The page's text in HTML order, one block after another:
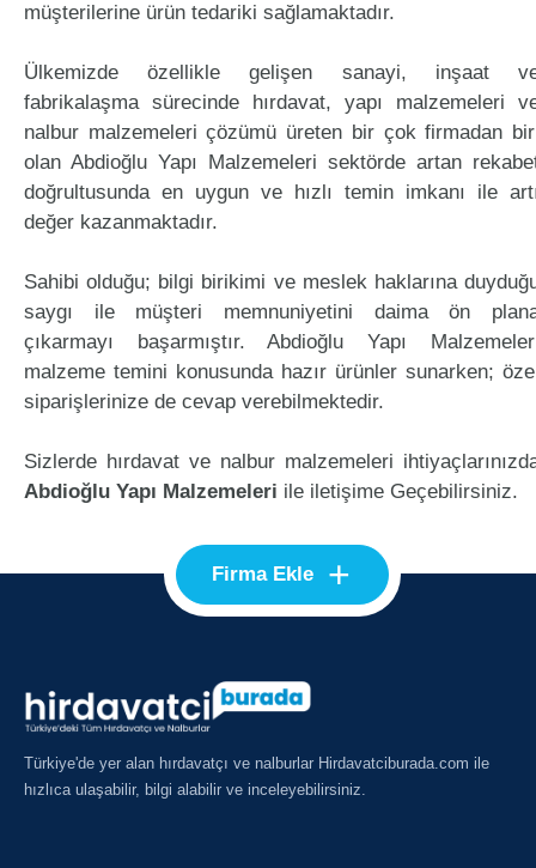
müşterilerine ürün tedariki sağlamaktadır.
Ülkemizde özellikle gelişen sanayi, inşaat
fabrikalaşma sürecinde hırdavat, yapı malzemeleri
nalbur malzemeleri çözümü üreten bir çok firmadan
olan Abdioğlu Yapı Malzemeleri sektörde artan
doğrultusunda en uygun ve hızlı temin imkanı ile
değer kazanmaktadır.
Sahibi olduğu; bilgi birikimi ve meslek haklarına
saygı ile müşteri memnuniyetini daima ön
çıkarmayı başarmıştır. Abdioğlu Yapı
malzeme temini konusunda hazır ürünler sunarken;
siparişlerinize de cevap verebilmektedir.
Sizlerde hırdavat ve nalbur malzemeleri
Abdioğlu Yapı Malzemeleri ile iletişime Geçebilirsiniz.
Firma Ekle +
Türkiye'de yer alan hırdavatçı ve nalburlar Hirdavatciburada.com ile
hızlıca ulaşabilir, bilgi alabilir ve inceleyebilirsiniz.